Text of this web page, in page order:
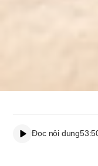
Đọc nội dung